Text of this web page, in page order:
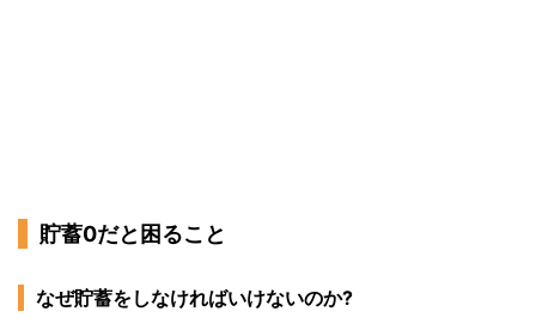
貯蓄0だと困ること
なぜ貯蓄をしなければいけないのか?